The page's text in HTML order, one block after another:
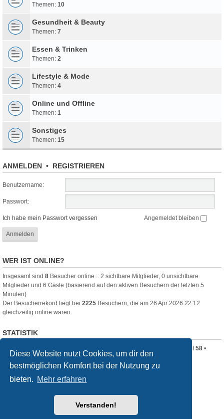
Diese Website nutzt Cookies, um dir den
bestmöglichen Komfort bei der Nutzung zu
bieten. Mehr erfahren
Verstanden!
Themen: 10
Gesundheit & Beauty
Themen: 7
Essen & Trinken
Themen: 2
Lifestyle & Mode
Themen: 4
Online und Offline
Themen: 1
Sonstiges
Themen: 15
ANMELDEN • REGISTRIEREN
Benutzername:
Passwort:
Ich habe mein Passwort vergessen Angemeldet bleiben
WER IST ONLINE?
Insgesamt sind 8 Besucher online :: 2 sichtbare Mitglieder, 0 unsichtbare
Mitglieder und 6 Gäste (basierend auf den aktiven Besuchern der letzten 5
Minuten)
Der Besucherrekord liegt bei 2225 Besuchern, die am 26 Apr 2026 22:12
gleichzeitig online waren.
STATISTIK
• Mitglieder insgesamt58 •
Unser neuestes Mitglied:Clara_B
Startseite Foren-Übersicht
® Forum Software © phpBB Limited
phpBB.de
created by INVENTEA & v12mike